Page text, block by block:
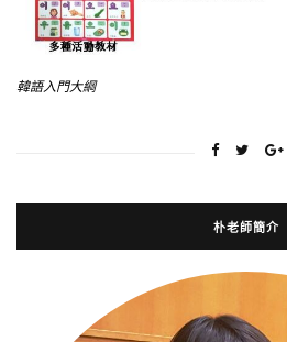
韓語入門大綱
朴老師簡介